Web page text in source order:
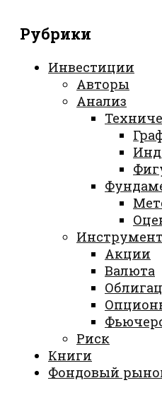
Рубрики
Инвестиции
Авторы
Анализ
Акции
Валюта
Риск
Книги
Фондовый